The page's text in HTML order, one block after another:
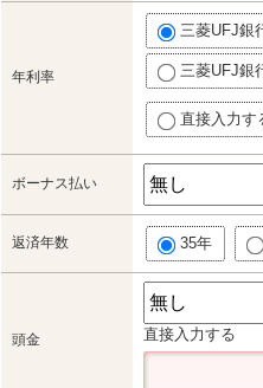
年利率
三菱UFJ銀
三菱UFJ銀
直接入力す
ボーナス払い
返済年数 35年
頭金 直接入力する